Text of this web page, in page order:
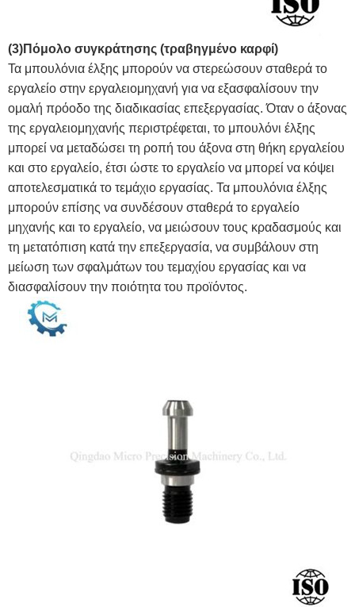
(3)Πόμολο συγκράτησης (τραβηγμένο καρφί)
Τα μπουλόνια έλξης μπορούν να στερεώσουν σταθερά το
εργαλείο στην εργαλειομηχανή για να εξασφαλίσουν την
ομαλή πρόοδο της διαδικασίας επεξεργασίας. Όταν ο άξονας
της εργαλειομηχανής περιστρέφεται, το μπουλόνι έλξης
μπορεί να μεταδώσει τη ροπή του άξονα στη θήκη εργαλείου
και στο εργαλείο, έτσι ώστε το εργαλείο να μπορεί να κόψει
αποτελεσματικά το τεμάχιο εργασίας. Τα μπουλόνια έλξης
μπορούν επίσης να συνδέσουν σταθερά το εργαλείο
μηχανής και το εργαλείο, να μειώσουν τους κραδασμούς και
τη μετατόπιση κατά την επεξεργασία, να συμβάλουν στη
μείωση των σφαλμάτων του τεμαχίου εργασίας και να
διασφαλίσουν την ποιότητα του προϊόντος.